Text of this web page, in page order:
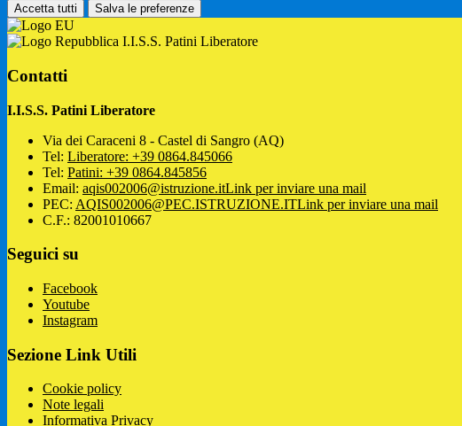
Accetta tutti Salva le preferenze
I.I.S.S. Patini Liberatore
Contatti
I.I.S.S. Patini Liberatore
Via dei Caraceni 8 - Castel di Sangro (AQ)
Tel: Liberatore: +39 0864.845066
Tel: Patini: +39 0864.845856
Email: aqis002006@istruzione.itLink per inviare una mail
PEC: AQIS002006@PEC.ISTRUZIONE.ITLink per inviare una mail
C.F.: 82001010667
Seguici su
Facebook
Youtube
Instagram
Sezione Link Utili
Cookie policy
Note legali
Informativa Privacy